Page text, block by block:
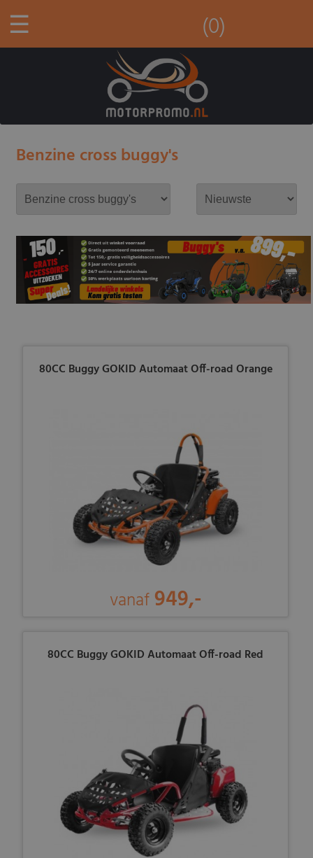
☰ (0)
Benzine cross buggy's
80CC Buggy GOKID Automaat Off-road Orange
vanaf 949,-
80CC Buggy GOKID Automaat Off-road Red